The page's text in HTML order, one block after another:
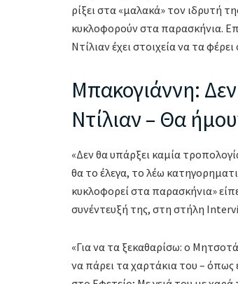
ρίξει στα «μαλακά» τον ιδρυτή
κυκλοφορούν στα παρασκήνια.
Ντίλιαν έχει στοιχεία να τα
Μπακογιάννη:
Ντίλιαν – Θα
«Δεν θα υπάρξει καμία
θα το έλεγα, το λέω
κυκλοφορεί στα παρασκήνια»
συνέντευξή της, στη στήλη
«Για να τα ξεκαθαρίσω: ο
να πάρει τα χαρτάκια του –